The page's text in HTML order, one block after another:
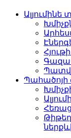
Պահածոյի